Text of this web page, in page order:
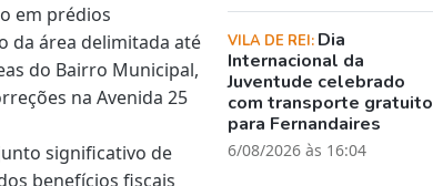
em prédios
da área delimitada até
do Bairro Municipal,
na Avenida 25
significativo de
benefícios fiscais
VILA DE REI: Dia
Internacional da
Juventude celebrado
com transporte gratuito
para Fernandaires
6/08/2026 às 16:04